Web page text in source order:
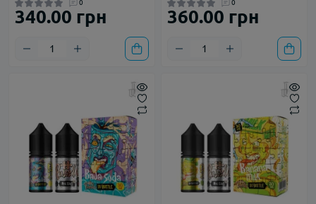
0
340.00 грн
0
360.00 грн